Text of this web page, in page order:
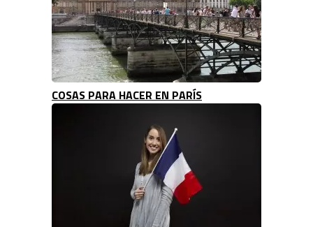
COSAS PARA HACER EN PARÍS